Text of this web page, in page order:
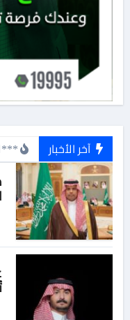
آخر الأخبار